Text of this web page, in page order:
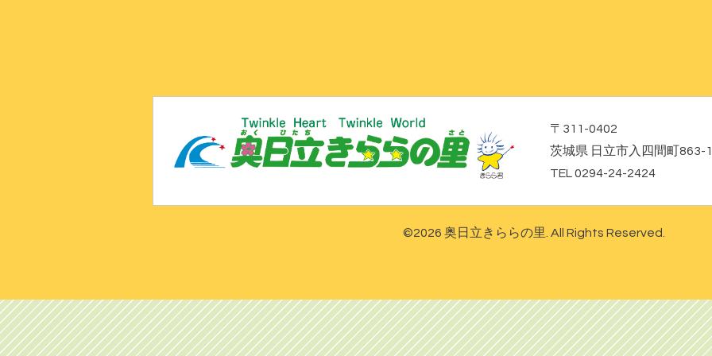
〒311-0402
茨城県 日立市入四間町863-1
TEL 0294-24-2424
©2026 奥日立きららの里. All Rights Reserved.